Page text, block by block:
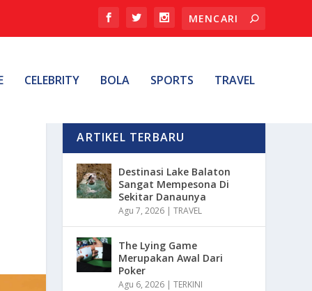
CELEBRITY BOLA SPORTS TRAVEL
ARTIKEL TERBARU
Destinasi Lake Balaton
Sangat Mempesona Di
Sekitar Danaunya
Agu 7, 2026 |TRAVEL
The Lying Game
Merupakan Awal Dari
Poker
Agu 6, 2026 |TERKINI